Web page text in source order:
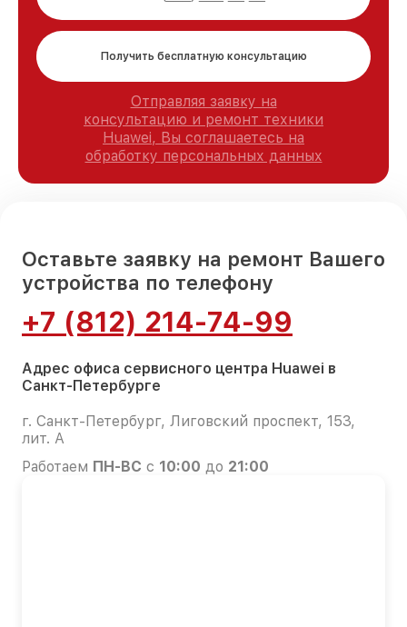
Получить бесплатную консультацию
Отправляя заявку на
консультацию и ремонт техники
Huawei, Вы соглашаетесь на
обработку персональных данных
Оставьте заявку на ремонт Вашего
устройства по телефону
+7 (812) 214-74-99
Адрес офиса сервисного центра Huawei в
Санкт-Петербурге
г. Санкт-Петербург, Лиговский проспект, 153,
лит. А
Работаем ПН-ВС с 10:00 до 21:00